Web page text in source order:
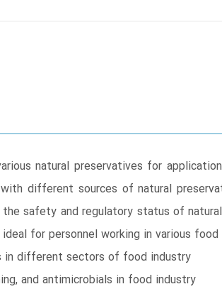
natural preservatives for
different sources of natural
safety and regulatory status of
for personnel working in various
in different sectors of food industry
and antimicrobials in food industry